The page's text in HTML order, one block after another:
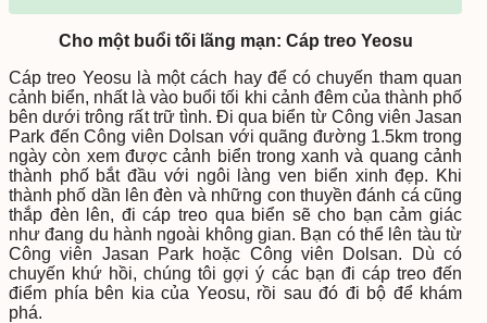
Cho một buổi tối lãng mạn: Cáp treo Yeosu
Cáp treo Yeosu là một cách hay để có chuyến tham quan
cảnh biển, nhất là vào buổi tối khi cảnh đêm của thành phố
bên dưới trông rất trữ tình. Đi qua biển từ Công viên Jasan
Park đến Công viên Dolsan với quãng đường 1.5km trong
ngày còn xem được cảnh biển trong xanh và quang cảnh
thành phố bắt đầu với ngôi làng ven biển xinh đẹp. Khi
thành phố dần lên đèn và những con thuyền đánh cá cũng
thắp đèn lên, đi cáp treo qua biển sẽ cho bạn cảm giác
như đang du hành ngoài không gian. Bạn có thể lên tàu từ
Công viên Jasan Park hoặc Công viên Dolsan. Dù có
chuyến khứ hồi, chúng tôi gợi ý các bạn đi cáp treo đến
điểm phía bên kia của Yeosu, rồi sau đó đi bộ để khám
phá.